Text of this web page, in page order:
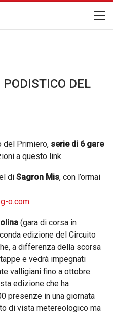
DEL
del Primiero, serie di 6 gare
a questo link.
di Sagron Mis, con l’ormai
o.com.
(gara di corsa in
edizione del Circuito
a differenza della scorsa
e vedrà impegnati
valligiani fino a ottobre.
edizione che ha
presenze in una giornata
di vista metereologico ma